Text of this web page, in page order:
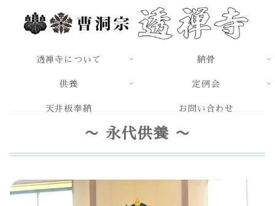
透禅寺について 納骨
供養 定例会
天井板奉納 お問い合わせ
〜 永代供養 〜